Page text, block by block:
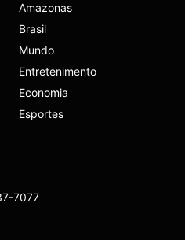
Amazonas
Brasil
Mundo
Entretenimento
Economia
Esportes
7077